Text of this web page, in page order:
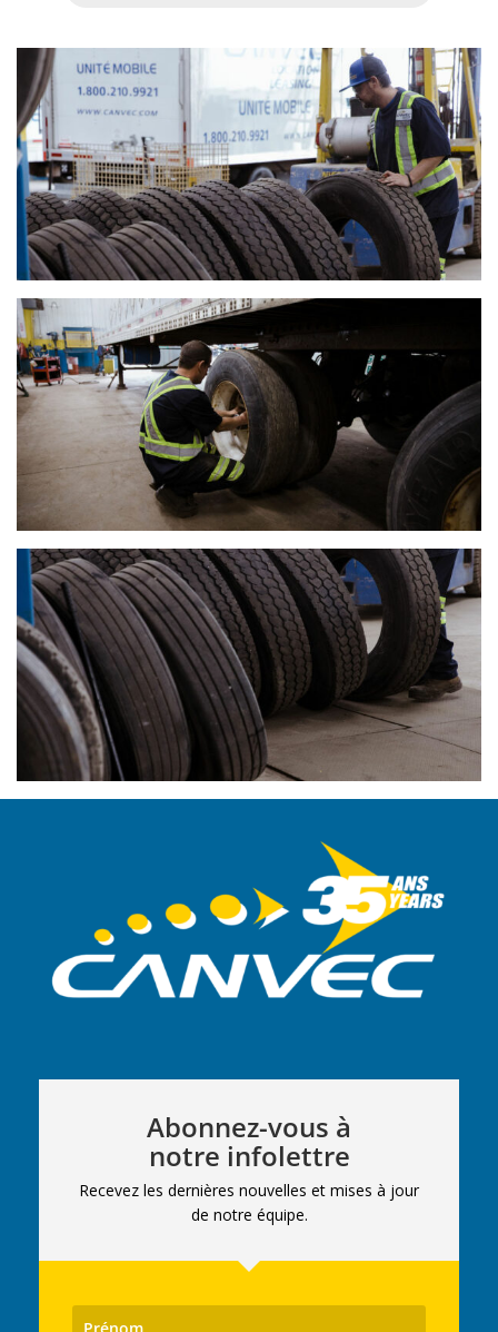
Abonnez-vous à
notre infolettre
Recevez les dernières nouvelles et mises à jour
de notre équipe.